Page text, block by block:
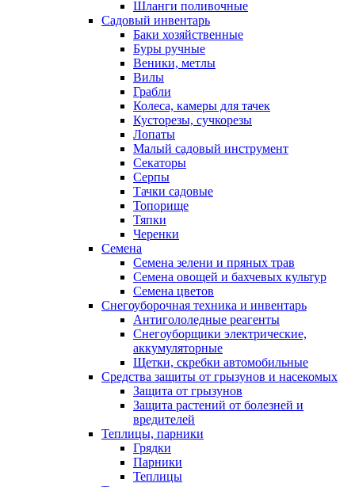
Шланги поливочные
Садовый инвентарь
Баки хозяйственные
Буры ручные
Веники, метлы
Вилы
Грабли
Колеса, камеры для тачек
Кусторезы, сучкорезы
Лопаты
Малый садовый инструмент
Секаторы
Серпы
Тачки садовые
Топорище
Тяпки
Черенки
Семена
Семена зелени и пряных трав
Семена овощей и бахчевых культур
Семена цветов
Снегоуборочная техника и инвентарь
Антигололедные реагенты
Снегоуборщики электрические,
аккумуляторные
Щетки, скребки автомобильные
Средства защиты от грызунов и насекомых
Защита от грызунов
Защита растений от болезней и
вредителей
Теплицы, парники
Грядки
Парники
Теплицы